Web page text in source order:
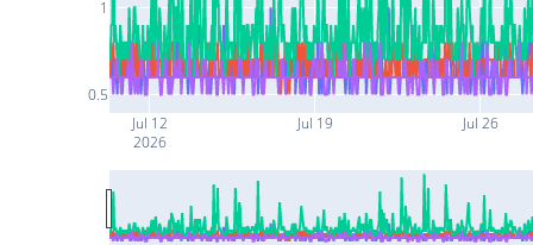
Jul 12
2026
Jul 19 Jul 26
0.5
1